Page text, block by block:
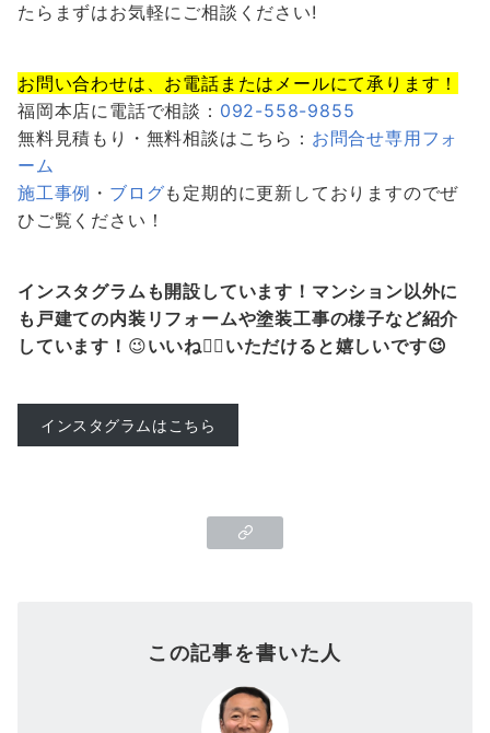
たらまずはお気軽にご相談ください!
お問い合わせは、お電話またはメールにて承ります！
福岡本店に電話で相談： 092-558-9855
無料見積もり・無料相談はこちら： お問合せ専用フォ
ーム
施工事例 ・ ブログも定期的に更新しておりますのでぜ
ひご覧ください！
インスタグラムも開設しています！マンション以外に
も戸建ての内装リフォームや塗装工事の様子など紹介
しています！ 😉いいね👍🏻いただけると嬉しいです😉
インスタグラムはこちら
この記事を書いた人